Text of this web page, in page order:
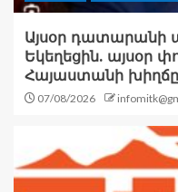
Այսօր դատարանի
Եկեղեցին. այսօր
Հայաստանի խիղճը
07/08/2026